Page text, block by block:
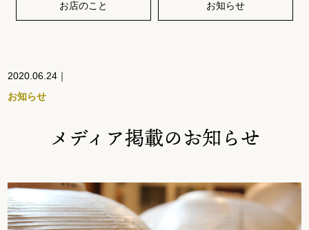
オンラインショップ
お店のこと お知らせ
2020.06.24｜
お知らせ
メディア掲載のお知らせ